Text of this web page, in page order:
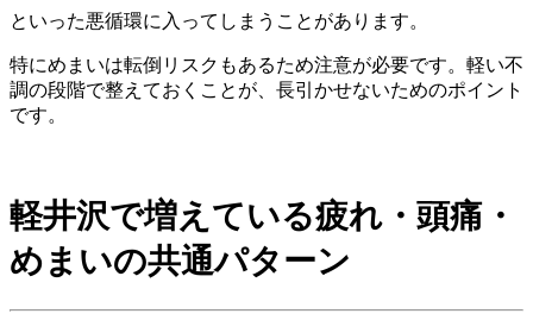
といった悪循環に入ってしまうことがあります。
特にめまいは転倒リスクもあるため注意が必要です。軽い不
調の段階で整えておくことが、長引かせないためのポイント
です。
軽井沢で増えている疲れ・頭痛・
めまいの共通パターン